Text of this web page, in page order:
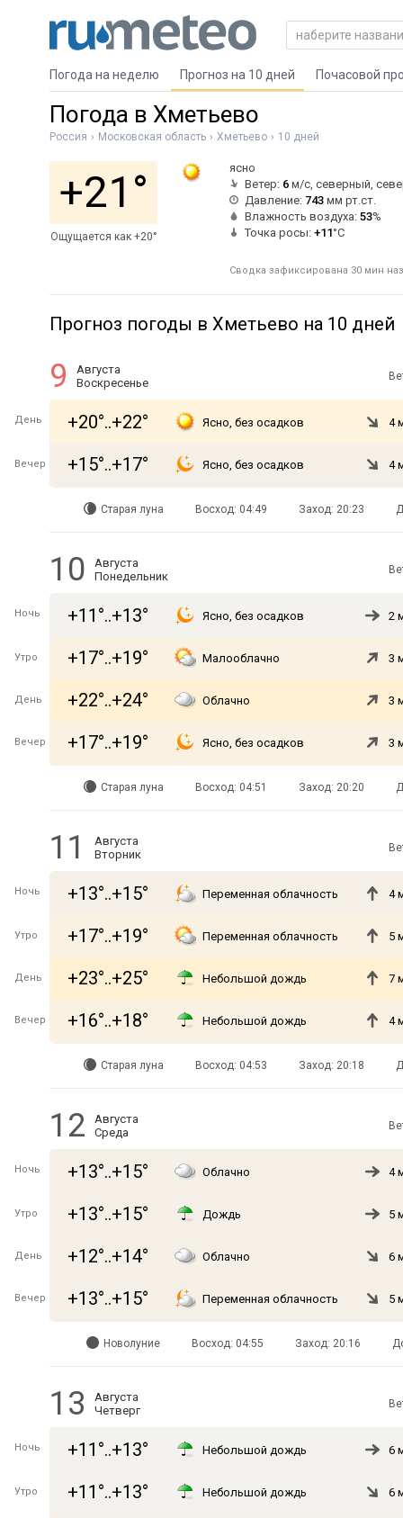
Погода на неделю Прогноз на 10 дней Почасовой
Погода в Хметьево
Россия Московская область Хметьево 10 дней
+21°
Ощущается как +20°
ясно
Ветер: 6 м/с, северный,
Давление: 743 мм рт.ст.
Влажность воздуха: 53%
Точка росы: +11°C
Сводка зафиксирована 30 мин
Прогноз погоды в Хметьево на 10 дней
9
Августа
Воскресенье
День +20°..+22° Ясно, без осадков 4
Вечер +15°..+17° Ясно, без осадков 4
Старая луна Восход: 04:49 Заход: 20:23
10
Августа
Понедельник
Ночь +11°..+13° Ясно, без осадков 2
Утро +17°..+19° Малооблачно 3
День +22°..+24° Облачно 3
Вечер +17°..+19° Ясно, без осадков 3
Старая луна Восход: 04:51 Заход: 20:20
11
Августа
Вторник
Ночь +13°..+15° Переменная облачность 4
Утро +17°..+19° Переменная облачность 5
День +23°..+25° Небольшой дождь 7
Вечер +16°..+18° Небольшой дождь 4
Старая луна Восход: 04:53 Заход: 20:18
12
Августа
Среда
Ночь +13°..+15° Облачно 4
Утро +13°..+15° Дождь 5
День +12°..+14° Облачно 6
Вечер +13°..+15° Переменная облачность 5
Новолуние Восход: 04:55 Заход: 20:16
13
Августа
Четверг
Ночь +11°..+13° Небольшой дождь 6
Утро +11°..+13° Небольшой дождь 6